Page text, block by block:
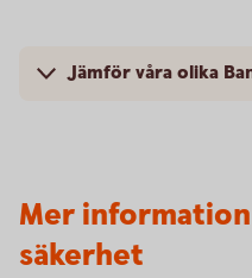
Jämför våra olika
Mer
säkerhet